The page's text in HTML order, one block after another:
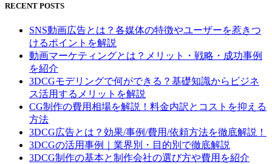
RECENT POSTS
SNS動画広告とは？各媒体の特徴やユーザーを惹きつ
けるポイントを解説
動画マーケティングとは？メリット・戦略・成功事例
を紹介
3DCGモデリングで何ができる？基礎知識からビジネ
ス活用するメリットを解説
CG制作の費用相場を解説！料金内訳とコストを抑える
方法
3DCG広告とは？効果/事例/費用/依頼方法を徹底解説！
3DCGの活用事例｜業界別・目的別で徹底解説
3DCG制作の基本と制作会社の選び方や費用を紹介